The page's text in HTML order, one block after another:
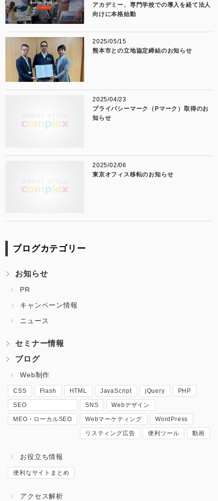
アカデミー、専門学校での導入を経て法人
向けに本格始動
2025/05/15
熊本市との立地協定締結のお知らせ
2025/04/23
プライバシーマーク（Pマーク）取得のお
知らせ
2025/02/06
東京オフィス移転のお知らせ
ブログカテゴリー
お知らせ
PR
キャンペーン情報
ニュース
セミナー情報
ブログ
Web制作
CSS Flash HTML JavaScript jQuery PHP
SEO
MEO・ローカルSEO
SNS Webデザイン
Webマーケティング WordPress
リスティング広告 便利ツール 動画
お役立ち情報
便利なサイトまとめ
アクセス解析